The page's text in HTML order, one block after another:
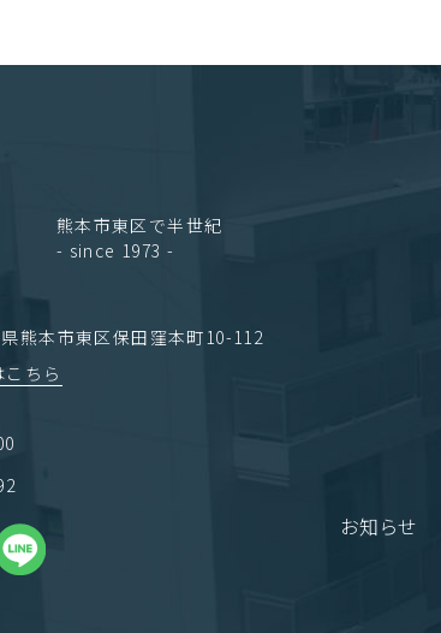
熊本市東区で半世紀
- since 1973 -
熊本市東区保田窪本町10-112
ちら
お知らせ